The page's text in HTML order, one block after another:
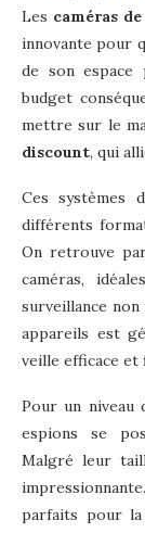
Les caméras
innovante pour
de son espace
budget
mettre sur le
discount, qui
Ces systèmes
différents
On retrouve
caméras,
surveillance
appareils est
veille efficace et
Pour un niveau
espions se
Malgré leur
parfaits pour